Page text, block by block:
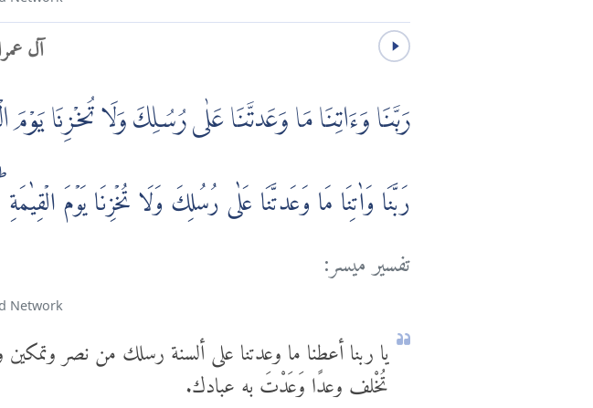
آل
رَبَّنَا وَءَاتِنَا مَا وَعَدتَّنَا عَلٰى رُسُلِكَ وَلَا تُخْزِنَا يَوْمَ
رَبَّنَا وَاٰتِنَا مَا وَعَدتَّنَا عَلٰى رُسُلِكَ وَلَا تُخۡزِنَا يَوۡمَ
تفسير ميسر:
Network
يا ربنا أعطنا ما وعدتنا على ألسنة رسلك من نصر وتمكين
تُخْلف وعدًا وَعَدْتَ به عبادك.